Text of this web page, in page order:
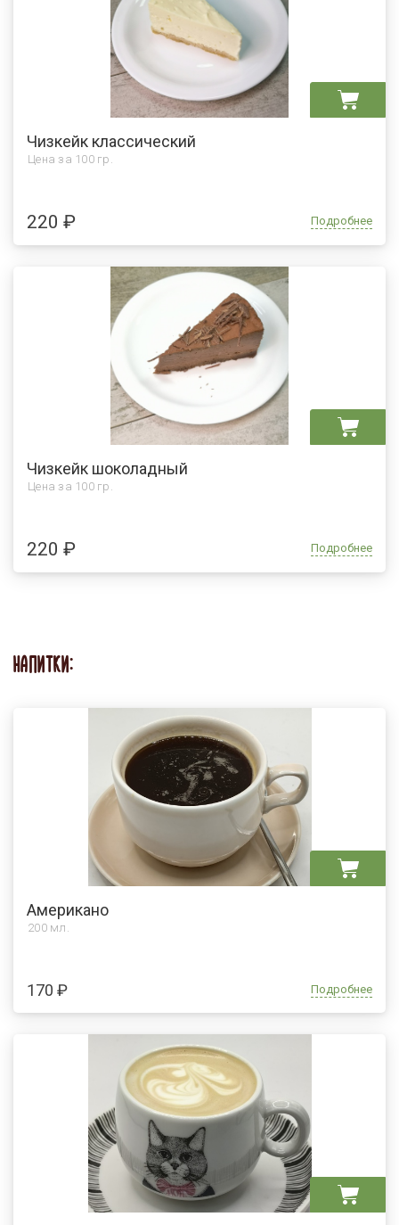
Чизкейк классический
Цена за 100 гр.
220 ₽ Подробнее
Чизкейк шоколадный
Цена за 100 гр.
220 ₽ Подробнее
НАПИТКИ:
Американо
200 мл.
170 ₽ Подробнее